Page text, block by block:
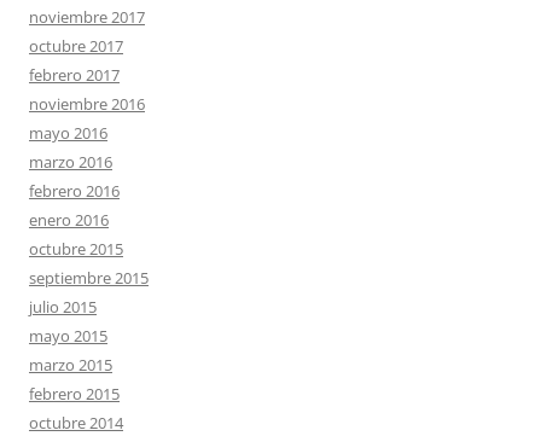
noviembre 2017
octubre 2017
febrero 2017
noviembre 2016
mayo 2016
marzo 2016
febrero 2016
enero 2016
octubre 2015
septiembre 2015
julio 2015
mayo 2015
marzo 2015
febrero 2015
octubre 2014